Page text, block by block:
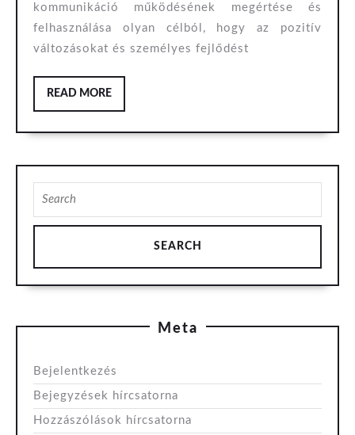
kommunikáció működésének megértése és
felhasználása olyan célból, hogy az pozitív
változásokat és személyes fejlődést
READ MOREREAD
MORE
for:
Meta
Bejelentkezés
Bejegyzések hírcsatorna
Hozzászólások hírcsatorna